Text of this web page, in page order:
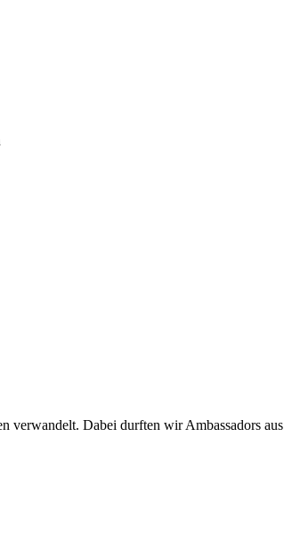
verwandelt. Dabei durften wir Ambassadors